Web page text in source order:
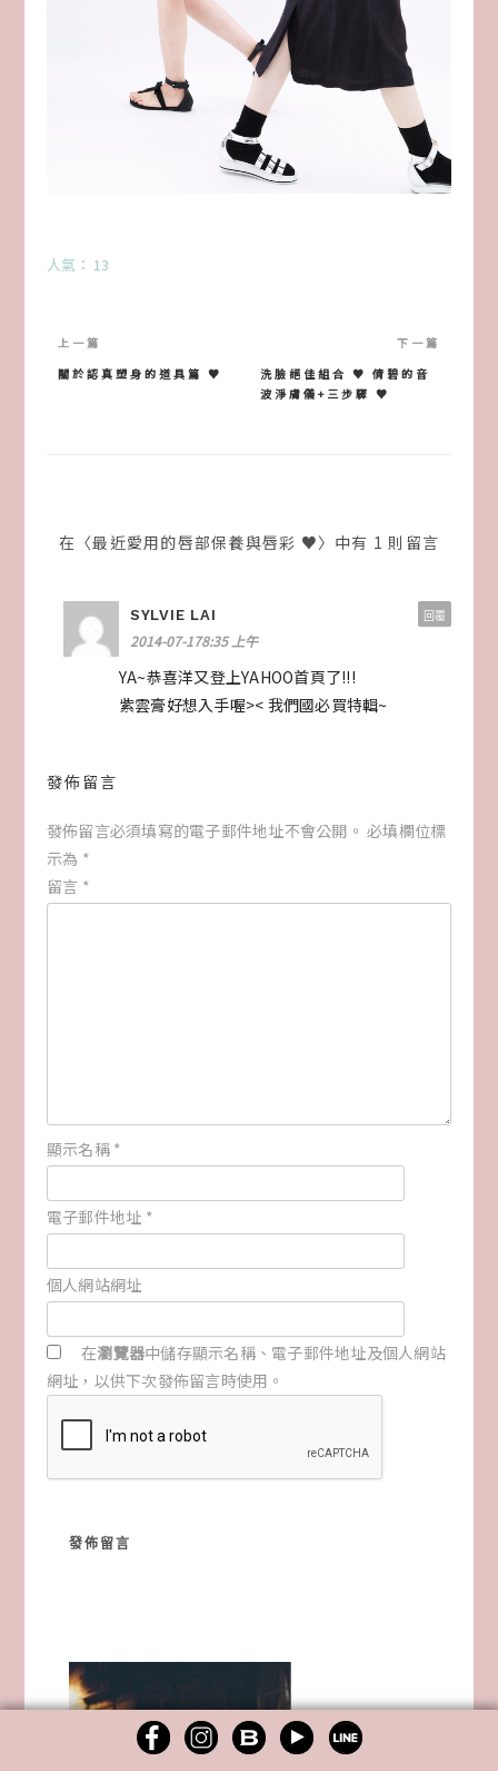
人氣： 13
文
章
關於認真塑身的道具篇 ♥
洗臉絕佳組合 ♥ 倩碧的音
波淨膚儀+三步驟 ♥
在〈最近愛用的唇部保養與唇彩 ♥〉中有 1 則留言
SYLVIE LAI
2014-07-178:35 上午
YA~恭喜洋又登上YAHOO首頁了!!!
紫雲膏好想入手喔>< 我們國必買特輯~
回覆
發佈留言
發佈留言必須填寫的電子郵件地址不會公開。 必填欄位標
示為 *
留言 *
顯示名稱 *
電子郵件地址 *
個人網站網址
在瀏覽器中儲存顯示名稱、電子郵件地址及個人網站
網址，以供下次發佈留言時使用。